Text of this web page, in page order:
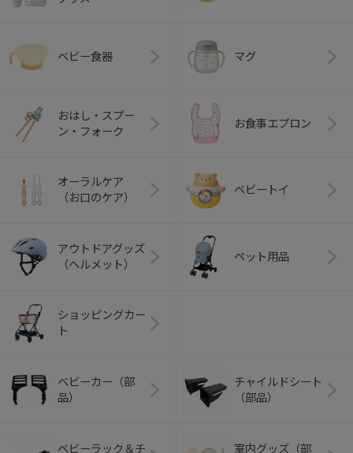
ベビー食器 マグ
おはし・スプー
ン・フォーク
お食事エプロン
オーラルケア
（お口のケア）
ベビートイ
アウトドアグッズ
（ヘルメット）
ペット用品
ショッピングカー
ト
ベビーカー（部
品）
チャイルドシート
（部品）
ベビーラック＆チ 室内グッズ（部